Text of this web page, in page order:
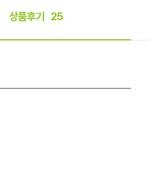
상품후기 25